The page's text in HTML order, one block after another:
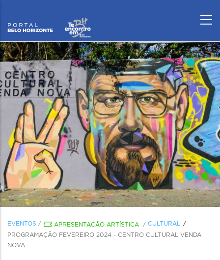
EVENTOS / APRESENTAÇÃO ARTÍSTICA / CULTURAL
PROGRAMAÇÃO FEVEREIRO 2024 - CENTRO CULTURAL VENDA
NOVA